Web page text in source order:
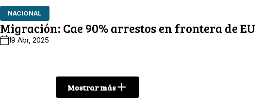
NACIONAL
Migración: Cae 90% arrestos en frontera de EU
19 Abr, 2025
Mostrar más